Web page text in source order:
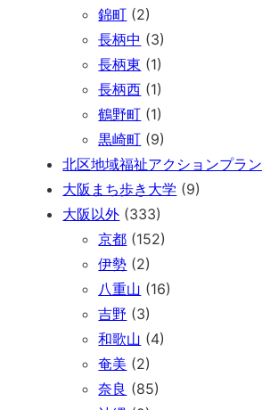
錦町 (2)
長柄中 (3)
長柄東 (1)
長柄西 (1)
鶴野町 (1)
黒崎町 (9)
北区地域福祉アクションプラン
大阪まち歩き大学 (9)
大阪以外 (333)
京都 (152)
伊勢 (2)
八重山 (16)
吉野 (3)
和歌山 (4)
奄美 (2)
奈良 (85)